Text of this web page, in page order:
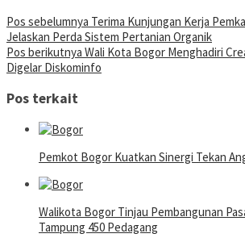
Pos sebelumnya Terima Kunjungan Kerja
Jelaskan Perda Sistem Pertanian Organik
Pos berikutnya Wali Kota Bogor Menghadiri
Digelar Diskominfo
Pos terkait
Pemkot Bogor Kuatkan Sinergi Tekan
Walikota Bogor Tinjau Pembangunan
Tampung 450 Pedagang